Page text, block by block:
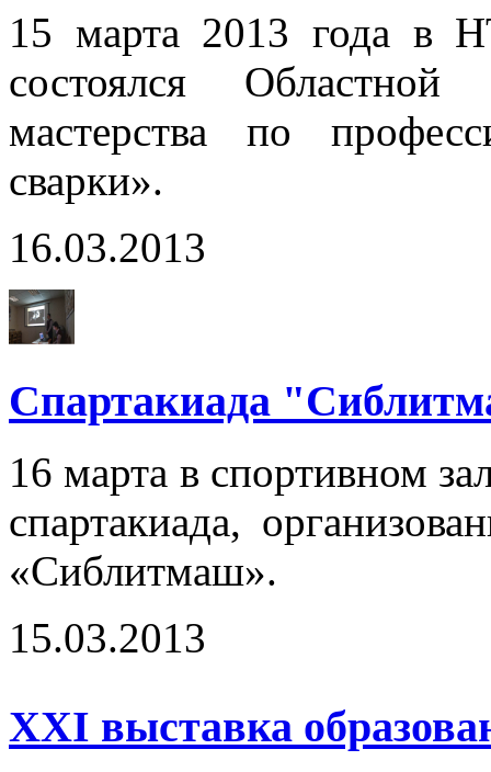
15 марта 2013 года
состоялся Областной
мастерства по
сварки».
16.03.2013
Спартакиада
16 марта в спортивном
спартакиада,
«Сиблитмаш».
15.03.2013
ХХI выставка